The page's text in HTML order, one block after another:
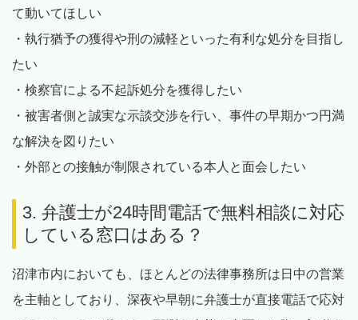
て動いてほしい
・執行猶予の獲得や刑の減軽といった有利な処分を目指し
たい
・検察官による不起訴処分を獲得したい
・被害者側と誠実な示談交渉を行い、事件の早期かつ円満
な解決を図りたい
・外部との接触が制限されている本人と面会したい
3. 弁護士が24時間電話で無料相談に対応
している窓口はある？
沼津市内においても、ほとんどの法律事務所は日中の営業
を主軸としており、深夜や早朝に弁護士が直接電話で応対